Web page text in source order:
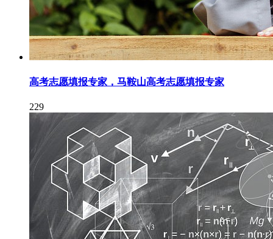
高考志愿填报专家，马鞍山高考志愿填报专家
229